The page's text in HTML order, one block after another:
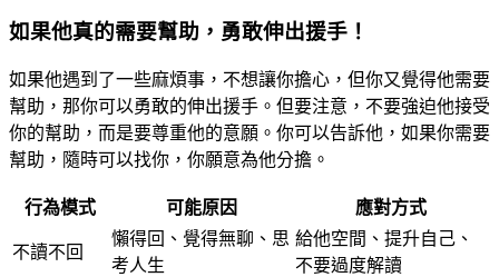
如果他真的需要幫助，勇敢伸出援手！
如果他遇到了一些麻煩事，不想讓你擔心，但你又覺得他需要
幫助，那你可以勇敢的伸出援手。但要注意，不要強迫他接受
你的幫助，而是要尊重他的意願。你可以告訴他，如果你需要
幫助，隨時可以找你，你願意為他分擔。
行為模式 可能原因 應對方式
不讀不回
懶得回、覺得無聊、思
考人生
給他空間、提升自己、
不要過度解讀